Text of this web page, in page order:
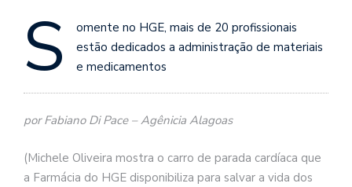
S
omente no HGE, mais de 20 profissionais
estão dedicados a administração de materiais
e medicamentos
por Fabiano Di Pace – Agênicia Alagoas
(Michele Oliveira mostra o carro de parada cardíaca que
a Farmácia do HGE disponibiliza para salvar a vida dos